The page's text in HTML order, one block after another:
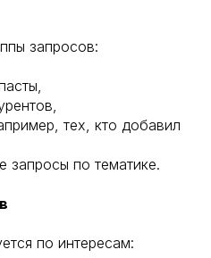
запросов:
тех, кто добавил
запросы по тематике.
по интересам: